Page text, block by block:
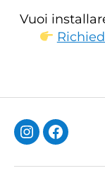
Vuoi
Instagram